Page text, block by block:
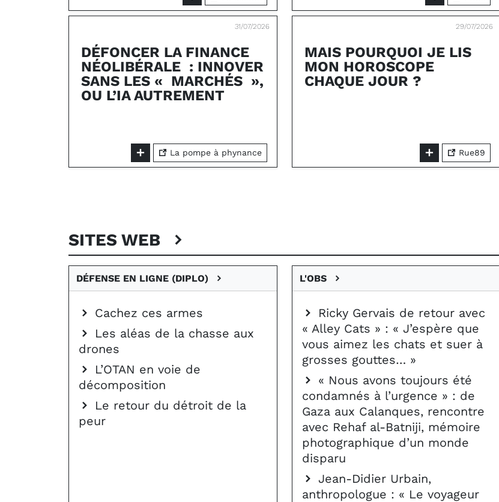
31/07/2026
DÉFONCER LA FINANCE
NÉOLIBÉRALE : INNOVER
SANS LES « MARCHÉS »,
OU L’IA AUTREMENT
La pompe à phynance
29/07/2026
MAIS POURQUOI JE LIS
MON HOROSCOPE
CHAQUE JOUR ?
Rue89
SITES WEB
DÉFENSE EN LIGNE (DIPLO)
Cachez ces armes
Les aléas de la chasse aux
drones
L’OTAN en voie de
décomposition
Le retour du détroit de la
peur
L'OBS
Ricky Gervais de retour avec
« Alley Cats » : « J’espère que
vous aimez les chats et suer à
grosses gouttes… »
« Nous avons toujours été
condamnés à l’urgence » : de
Gaza aux Calanques, rencontre
avec Rehaf al-Batniji, mémoire
photographique d’un monde
disparu
Jean-Didier Urbain,
anthropologue : « Le voyageur